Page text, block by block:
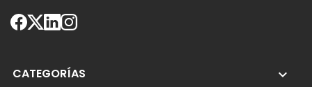
CATEGORÍAS 